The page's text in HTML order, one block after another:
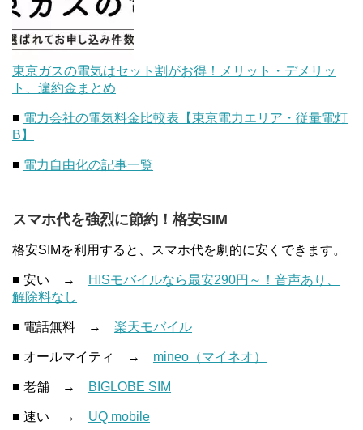
東京ガスの電気はセット割がお得！メリット・デメリッ
ト、違約金まとめ
■ 電力会社の電気料金比較表【東京電力エリア・従量電灯
B】
■ 電力自由化の記事一覧
スマホ代を強烈に節約！格安SIM
格安SIMを利用すると、スマホ代を劇的に安くできます。
■ 安い →
HISモバイルなら最安290円～！音声あり、
解除料なし
■ 電話無料 → 楽天モバイル
■ オールマイティ → mineo（マイネオ）
■ 老舗 → BIGLOBE SIM
■ 速い → UQ mobile